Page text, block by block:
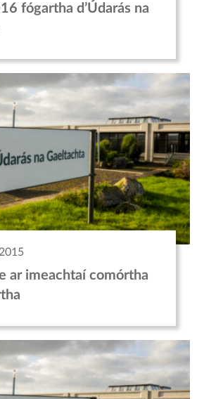
fógartha d’Údarás na
ar imeachtaí comórtha